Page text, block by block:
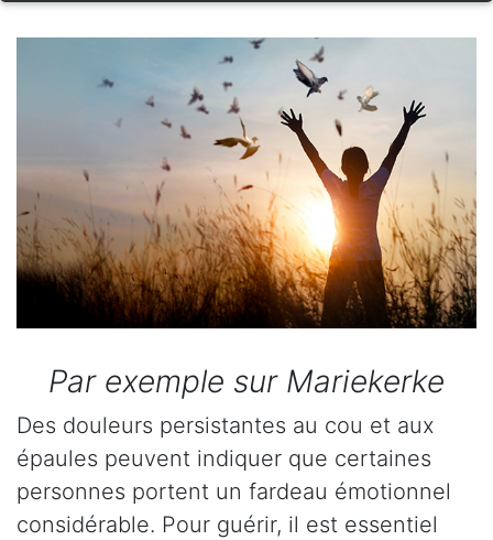
Par exemple sur Mariekerke
Des douleurs persistantes au cou et aux
épaules peuvent indiquer que certaines
personnes portent un fardeau émotionnel
considérable. Pour guérir, il est essentiel